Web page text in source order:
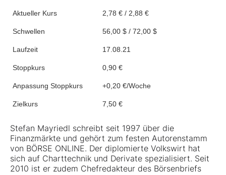
Aktueller Kurs 2,78 € / 2,88 €
Schwellen 56,00 $ / 72,00 $
Laufzeit 17.08.21
Stoppkurs 0,90 €
Anpassung Stoppkurs +0,20 €/Woche
Zielkurs 7,50 €
Stefan Mayriedl schreibt seit 1997 über die
Finanzmärkte und gehört zum festen Autorenstamm
von BÖRSE ONLINE. Der diplomierte Volkswirt hat
sich auf Charttechnik und Derivate spezialisiert. Seit
2010 ist er zudem Chefredakteur des Börsenbriefs